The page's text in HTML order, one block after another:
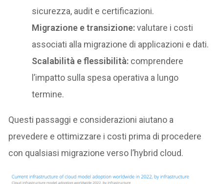
sicurezza, audit e certificazioni.
Migrazione e transizione:valutare i costi
associati alla migrazione di applicazioni e dati.
Scalabilità e flessibilità: comprendere
l’impatto sulla spesa operativa a lungo
termine.
Questi passaggi e considerazioni aiutano a
prevedere e ottimizzare i costi prima di procedere
con qualsiasi migrazione verso l’hybrid cloud.